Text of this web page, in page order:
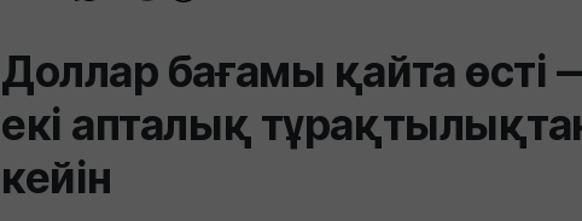
Доллар бағамы қайта өсті
екі апталық
кейін